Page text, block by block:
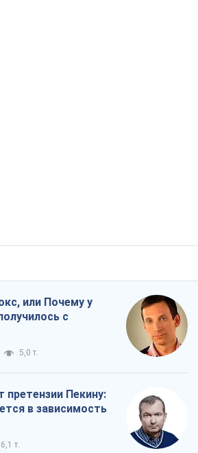
или Почему у
с
5,0 т.
Пекину:
в зависимость
6,1 т.